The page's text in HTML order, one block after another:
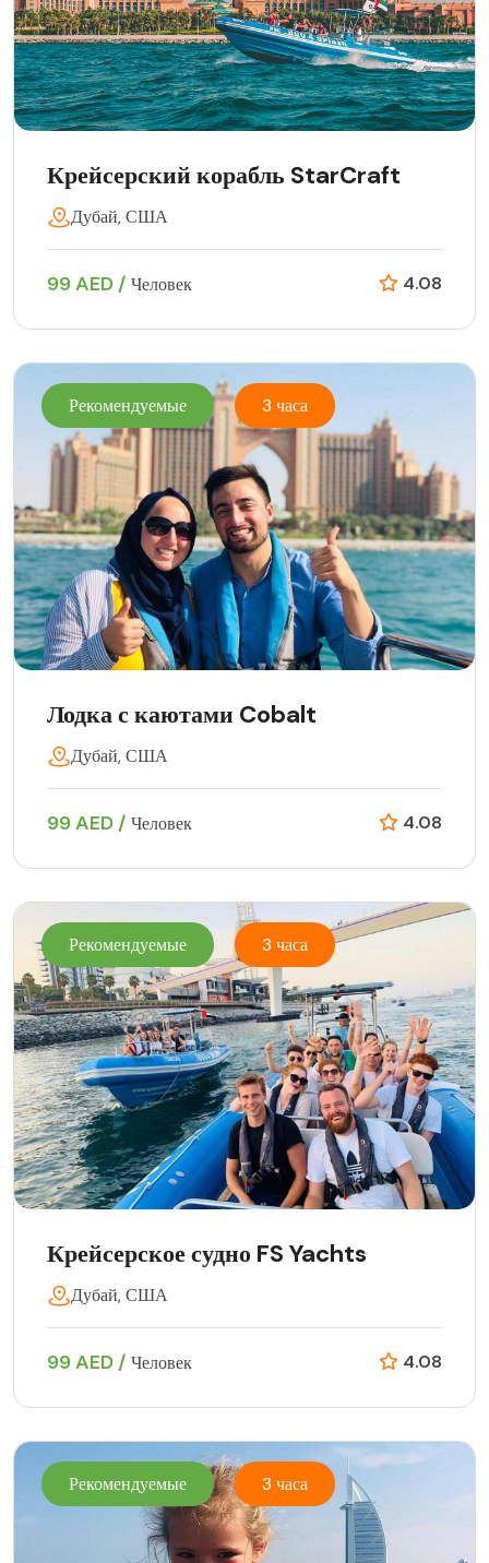
Крейсерский корабль StarCraft
Дубай, США
99 AED / Человек 4.08
Рекомендуемые 3 часа
Лодка с каютами Cobalt
Дубай, США
99 AED / Человек 4.08
Рекомендуемые 3 часа
Крейсерское судно FS Yachts
Дубай, США
99 AED / Человек 4.08
Рекомендуемые 3 часа